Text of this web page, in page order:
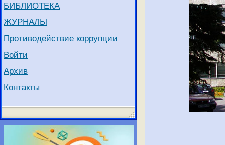
БИБЛИОТЕКА
ЖУРНАЛЫ
Противодействие коррупции
Войти
Архив
Контакты